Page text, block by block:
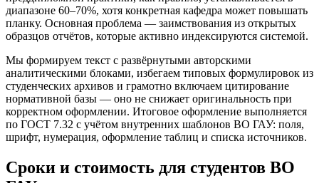
диапазоне 60–70%, хотя конкретная кафедра может повышать
планку. Основная проблема — заимствования из открытых
образцов отчётов, которые активно индексируются системой.
Мы формируем текст с развёрнутыми авторскими
аналитическими блоками, избегаем типовых формулировок из
студенческих архивов и грамотно включаем цитирование
нормативной базы — оно не снижает оригинальность при
корректном оформлении. Итоговое оформление выполняется
по ГОСТ 7.32 с учётом внутренних шаблонов ВО ГАУ: поля,
шрифт, нумерация, оформление таблиц и списка источников.
Сроки и стоимость для студентов ВО